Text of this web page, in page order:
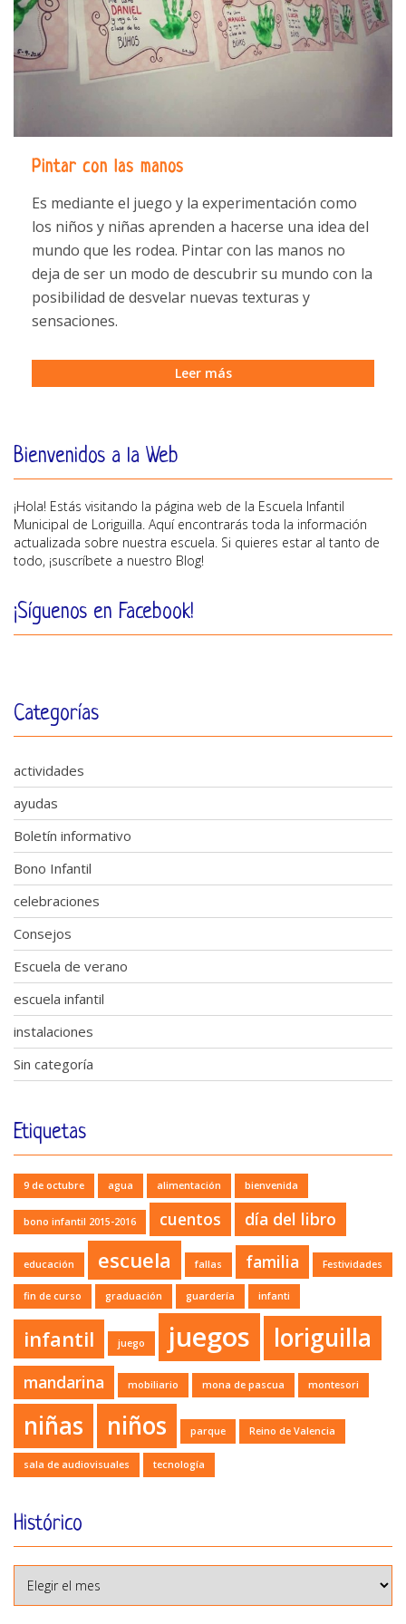
Pintar con las manos
Es mediante el juego y la experimentación como
los niños y niñas aprenden a hacerse una idea del
mundo que les rodea. Pintar con las manos no
deja de ser un modo de descubrir su mundo con la
posibilidad de desvelar nuevas texturas y
sensaciones.
Leer más
Bienvenidos a la Web
¡Hola! Estás visitando la página web de la Escuela Infantil
Municipal de Loriguilla. Aquí encontrarás toda la información
actualizada sobre nuestra escuela. Si quieres estar al tanto de
todo, ¡suscríbete a nuestro Blog!
¡Síguenos en Facebook!
Categorías
actividades
ayudas
Boletín informativo
Bono Infantil
celebraciones
Consejos
Escuela de verano
escuela infantil
instalaciones
Sin categoría
Etiquetas
9 de octubre agua alimentación bienvenida
bono infantil 2015-2016 cuentos día del libro
educación escuela fallas familia Festividades
fin de curso graduación guardería infanti
infantil juego juegos loriguilla
mandarina mobiliario mona de pascua montesori
niñas niños parque Reino de Valencia
sala de audiovisuales tecnología
Histórico